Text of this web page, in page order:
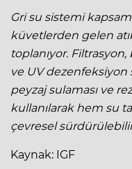
Gri su sistemi
küvetlerden gelen
toplanıyor.
ve UV
peyzaj sulaması ve
kullanılarak hem su
çevresel
Kaynak: IGF